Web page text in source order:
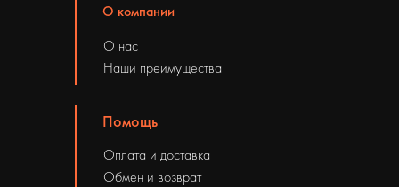
О компании
О нас
Наши преимущества
Помощь
Оплата и доставка
Обмен и возврат